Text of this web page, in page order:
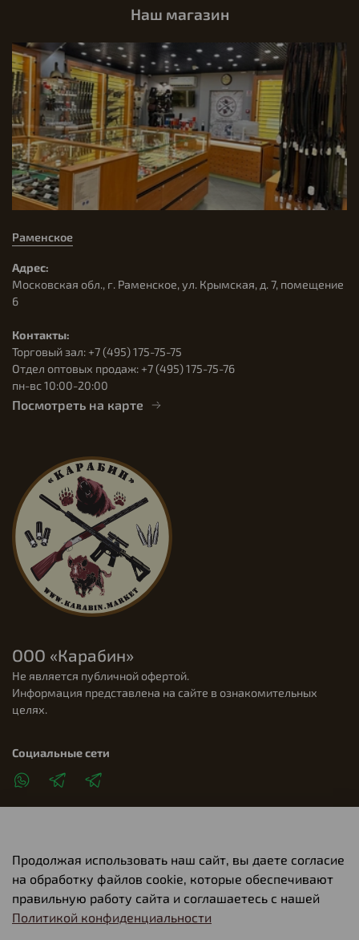
Наш магазин
Раменское
Адрес:
Московская обл., г. Раменское, ул. Крымская, д. 7, помещение
6
Контакты:
Торговый зал: +7 (495) 175-75-75
Отдел оптовых продаж: +7 (495) 175-75-76
пн-вс 10:00-20:00
Посмотреть на карте
Клиентам
О компании
ООО «Карабин»
Не является публичной офертой.
Информация представлена на сайте в ознакомительных
целях.
Социальные сети
Продолжая использовать наш сайт, вы даете согласие
на обработку файлов cookie, которые обеспечивают
правильную работу сайта и соглашаетесь с нашей
Политикой конфиденциальности